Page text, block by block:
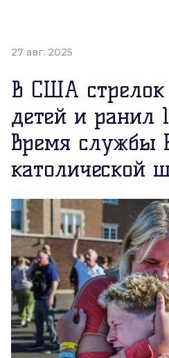
27 авг. 2025
В CША
детей и ранил
время службы
католической